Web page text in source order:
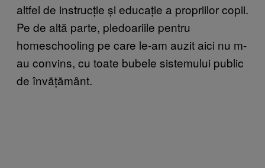
altfel de instrucție și educație a propriilor copii.
Pe de altă parte, pledoariile pentru
homeschooling pe care le-am auzit aici nu m-
au convins, cu toate bubele sistemului public
de învățământ.